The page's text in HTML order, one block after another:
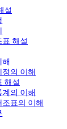
설
해설
의 이해
해설
의 이해
표의 이해